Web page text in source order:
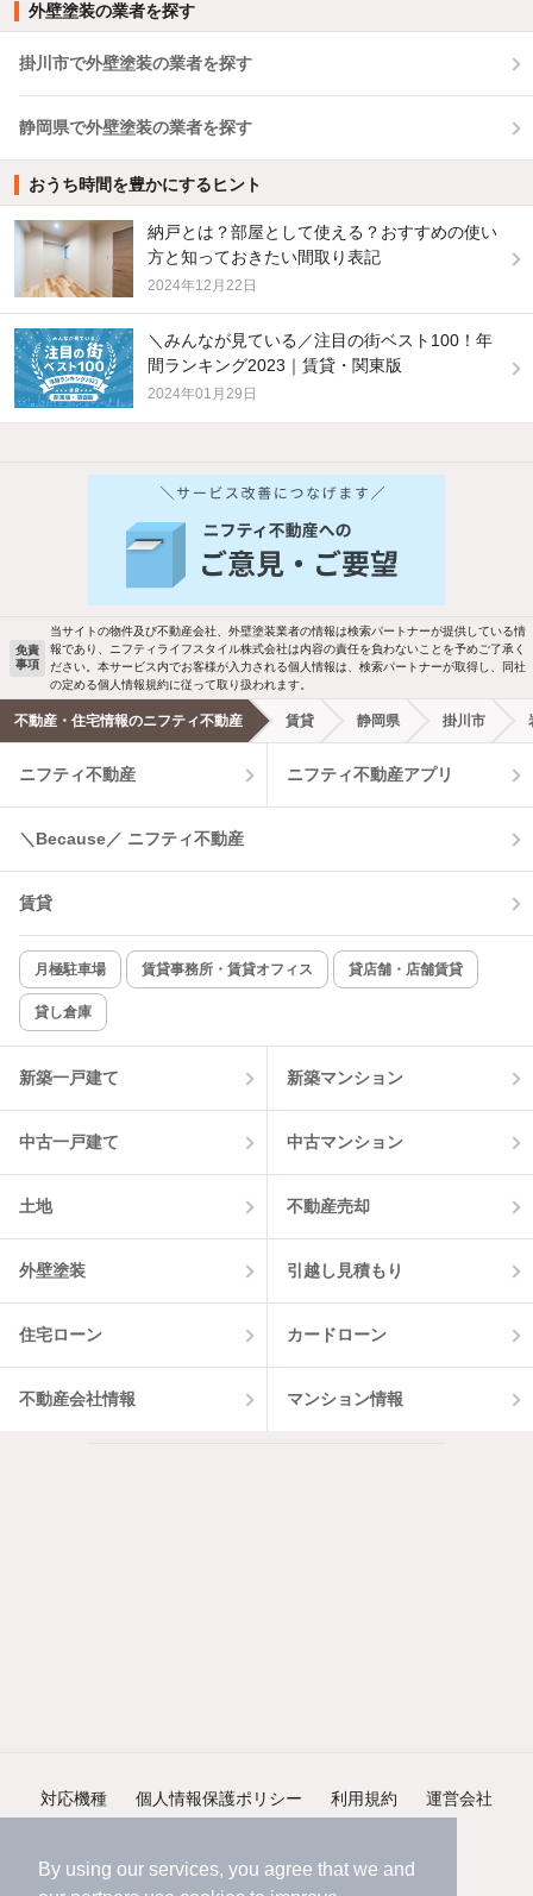
By using our services, you agree that we and
外壁塗装の業者を探す
掛川市で外壁塗装の業者を探す
静岡県で外壁塗装の業者を探す
おうち時間を豊かにするヒント
納戸とは？部屋として使える？おすすめの使い
方と知っておきたい間取り表記
2024年12月22日
＼みんなが見ている／注目の街ベスト100！年
間ランキング2023｜賃貸・関東版
2024年01月29日
バス・トイレ別 2階以上
洗濯機置場あり 独立洗面台
エアコンあり 都市ガス
温水洗浄便座 オートロック
コンロ2口以上
新着のみ インターネット無料
該当件数:
7件
新着物件メール通知
検索中の条件の新着物件情報をいち早く
お知らせします
新着メール通知を受け取る
免責
事項
当サイトの物件及び不動産会社、外壁塗装業者の情報は検索パートナーが提供している情
報であり、ニフティライフスタイル株式会社は内容の責任を負わないことを予めご了承く
ださい。本サービス内でお客様が入力される個人情報は、検索パートナーが取得し、同社
の定める個人情報規約に従って取り扱われます。
不動産・住宅情報のニフティ不動産 賃貸 静岡県 掛川市
ニフティ不動産 ニフティ不動産アプリ
＼Because／ ニフティ不動産
賃貸
月極駐車場 賃貸事務所・賃貸オフィス 貸店舗・店舗賃貸
貸し倉庫
新築一戸建て 新築マンション
中古一戸建て 中古マンション
土地 不動産売却
外壁塗装 引越し見積もり
住宅ローン カードローン
不動産会社情報 マンション情報
対応機種 個人情報保護ポリシー 利用規約 運営会社